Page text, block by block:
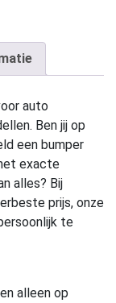
auto
Ben jij op
een bumper
exacte
alles? Bij
prijs, onze
te
alleen op